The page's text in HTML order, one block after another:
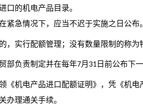
的机电产品目录。
紧急情况下，应当不迟于实施之日公布。
实行配额管理；没有数量限制的称为
部负责制定并在每年7月 31 日前公布下
机电产品进口配额证明》，凭《机电
办理通关手续。